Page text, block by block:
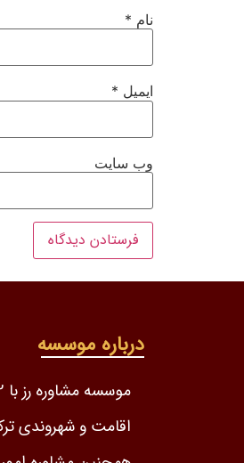
نام *
ایمیل *
وب‌ سایت
درباره موسسه
اقامت و شهروندی